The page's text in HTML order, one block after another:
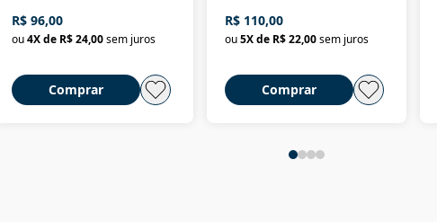
R$ 96,00
ou4X de R$ 24,00sem juros
Comprar
Nova República (1985-
2018)
R$ 110,00
ou5X de R$ 22,00sem juros
Comprar